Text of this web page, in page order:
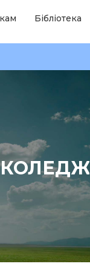
Бібліотека
КОЛЕДЖ